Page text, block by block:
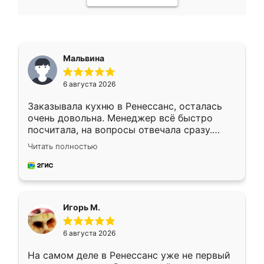
Мальвина
6 августа 2026
Заказывала кухню в Ренессанс, осталась
очень довольна. Менеджер всё быстро
посчитала, на вопросы отвечала сразу.
Замерщик приехал в субботу, подошёл к
делу со всей ответственностью. Собрали
за день, ребята работали аккуратно, даже
Читать полностью
Игорь М.
6 августа 2026
На самом деле в Ренессанс уже не первый